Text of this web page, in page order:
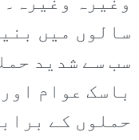
سالوں میں
سب سے شدید
باسک عوام
حملوں کے